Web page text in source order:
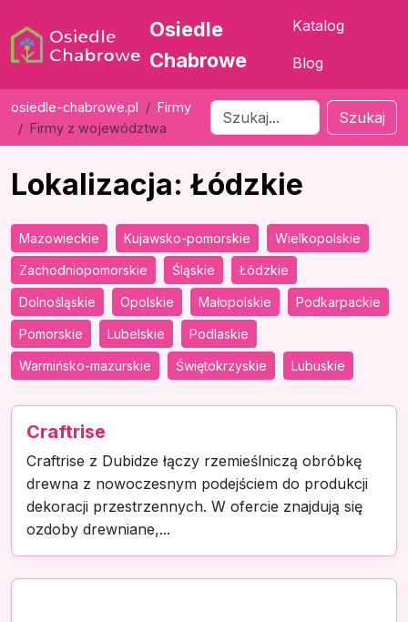
Osiedle
Chabrowe
Katalog
Blog
osiedle-chabrowe.pl
Firmy
Firmy z województwa
Szukaj
Lokalizacja: Łódzkie
Mazowieckie Kujawsko-pomorskie Wielkopolskie
Zachodniopomorskie Śląskie Łódzkie
Dolnośląskie Opolskie Małopolskie Podkarpackie
Pomorskie Lubelskie Podlaskie
Warmińsko-mazurskie Świętokrzyskie Lubuskie
Craftrise
Craftrise z Dubidze łączy rzemieślniczą obróbkę
drewna z nowoczesnym podejściem do produkcji
dekoracji przestrzennych. W ofercie znajdują się
ozdoby drewniane,...